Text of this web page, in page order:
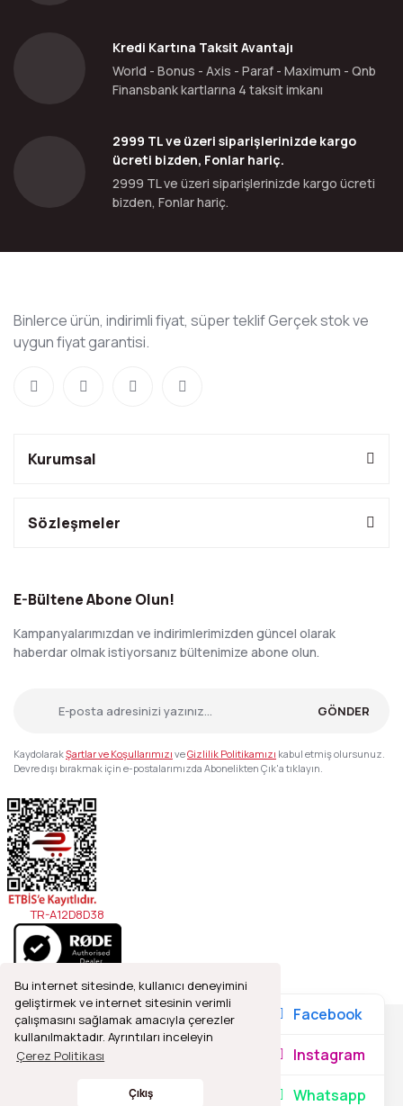
Bu internet sitesinde, kullanıcı deneyimini
geliştirmek ve internet sitesinin verimli
çalışmasını sağlamak amacıyla çerezler
kullanılmaktadır. Ayrıntıları inceleyin
Çerez Politikası
Çıkış
Kredi Kartına Taksit Avantajı
World - Bonus - Axis - Paraf - Maximum - Qnb
Finansbank kartlarına 4 taksit imkanı
2999 TL ve üzeri siparişlerinizde kargo
ücreti bizden, Fonlar hariç.
2999 TL ve üzeri siparişlerinizde kargo ücreti
bizden, Fonlar hariç.
Binlerce ürün, indirimli fiyat, süper teklif Gerçek stok ve
uygun fiyat garantisi.
Kurumsal
Sözleşmeler
E-Bültene Abone Olun!
Kampanyalarımızdan ve indirimlerimizden güncel olarak
haberdar olmak istiyorsanız bültenimize abone olun.
GÖNDER
KaydolarakŞartlar ve Koşullarımızı veGizlilik Politikamızı kabul etmiş olursunuz.
Devre dışı bırakmak için e-postalarımızda Abonelikten Çık'a tıklayın.
TR-A12D8D38
2021© Refleks Fotoğrafçılık, Tüm Hakları Saklıdır.
Facebook
Instagram
Whatsapp